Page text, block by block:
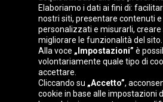
Belgique
Česká
republika
España
Elaboriamo i dati ai fini di:
nostri siti, presentare contenuti
personalizzati e misurarli,
migliorare le funzionalità del sito.
Alla voce „Impostazioni” è
volontariamente quale tipo di
accettare.
Cliccando su „Accetto”,
cookie in base alle impostazioni